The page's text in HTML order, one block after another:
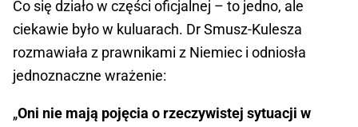
Co się działo w części oficjalnej – to jedno, ale
ciekawie było w kuluarach. Dr Smusz-Kulesza
rozmawiała z prawnikami z Niemiec i odniosła
jednoznaczne wrażenie:
„Oni nie mają pojęcia o rzeczywistej sytuacji w